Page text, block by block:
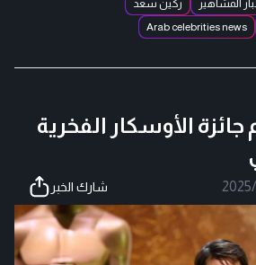
المشاهير
ركين سعد
Arab celebrities news
الأوسكار الفخرية
2025/ شارك الخبر